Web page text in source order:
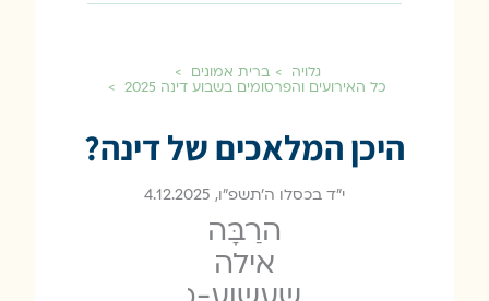
גלויה ברית אמונים
כל האירועים והפרסומים בשבוע דינה 2025
היכן המלאכים של דינה?
י״ד בכסלו ה׳תשפ״ו, 4.12.2025
הרַבָּה
אילה